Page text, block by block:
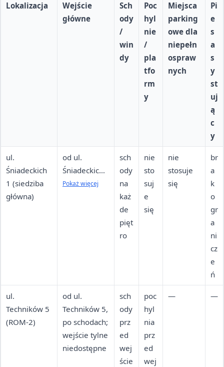
Lokalizacja
Wejście
główne
Sch
ody
/
win
dy
Poc
hyl
nie
/
pla
tfo
rm
y
Miejsca
parking
owe dla
niepełn
ospraw
nych
Pi
e
s
a
s
y
st
uj
ą
c
y
ul.
Śniadeckich
1 (siedziba
główna)
od ul.
Śniadeckich,
po schodach
Pokaż więcej
sch
ody
na
każ
de
pięt
ro
nie
sto
suj
e
się
nie
stosuje
się
br
a
k
o
gr
a
ni
cz
e
ń
ul.
Techników 5
(ROM-2)
od ul.
Techników 5,
po schodach;
wejście tylne
niedostępne
sch
ody
prz
ed
wej
ście
poc
hyl
nia
prz
ed
wej
— —